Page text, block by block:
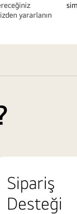
yararlanın
Sipariş
Desteği